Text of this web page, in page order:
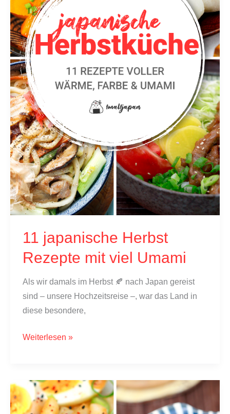
11 japanische Herbst
Rezepte mit viel Umami
Als wir damals im Herbst 🍂 nach Japan gereist
sind – unsere Hochzeitsreise –, war das Land in
diese besondere,
11
Rezepte
mit
viel
Weiterlesen »